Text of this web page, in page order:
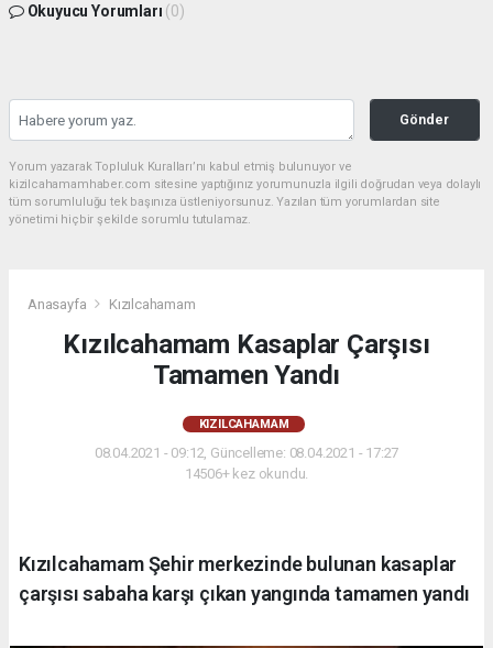
Okuyucu Yorumları (0)
Gönder
Yorum yazarak Topluluk Kuralları’nı kabul etmiş bulunuyor ve
kizilcahamamhaber.com sitesine yaptığınız yorumunuzla ilgili doğrudan veya dolaylı
tüm sorumluluğu tek başınıza üstleniyorsunuz. Yazılan tüm yorumlardan site
yönetimi hiçbir şekilde sorumlu tutulamaz.
Anasayfa Kızılcahamam
Kızılcahamam Kasaplar Çarşısı
Tamamen Yandı
KIZILCAHAMAM
08.04.2021 - 09:12, Güncelleme: 08.04.2021 - 17:27
14506+ kez okundu.
Kızılcahamam Şehir merkezinde bulunan kasaplar
çarşısı sabaha karşı çıkan yangında tamamen yandı